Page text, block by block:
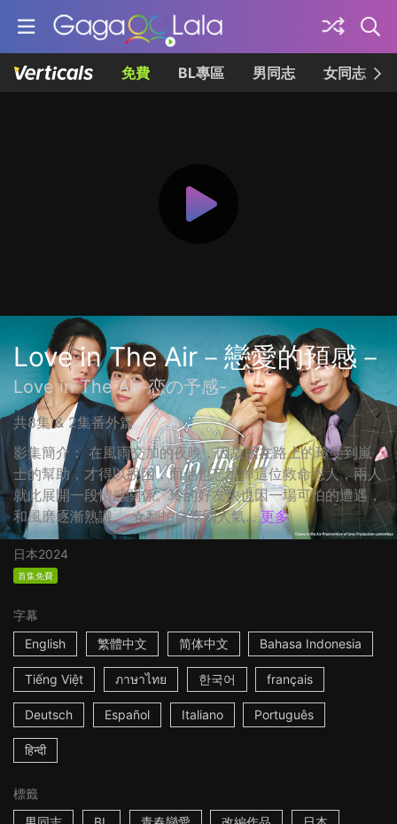
免費 BL專區 男同志 女同志
Love in The Air－戀愛的預感－
Love in The Air-恋の予感-
共8集 & 2集番外篇
影集簡介： 在風雨交加的夜晚，因故困在路上的玲受到嵐
士的幫助，才得以脫困，而他也忘不掉這位救命恩人，兩人
就此展開一段情感關係。玲的好友快也因一場可怕的遭遇，
和風磨逐漸熟識。 ☆翻拍自泰國人氣... 更多
日本2024
首集免費
字幕
English
繁體中文 简体中文 Bahasa Indonesia
Tiếng Việt ภาษาไทย 한국어 français
Deutsch Español Italiano Português
हिन्दी
標籤